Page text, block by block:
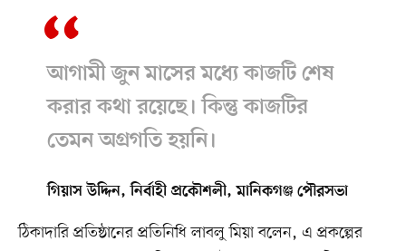
আগামী জুন মাসের মধ্যে কাজটি শেষ
করার কথা রয়েছে। কিন্তু কাজটির
তেমন অগ্রগতি হয়নি।
গিয়াস উদ্দিন, নির্বাহী প্রকৌশলী, মানিকগঞ্জ পৌরসভা
ঠিকাদারি প্রতিষ্ঠানের প্রতিনিধি লাবলু মিয়া বলেন, এ প্রকল্পের